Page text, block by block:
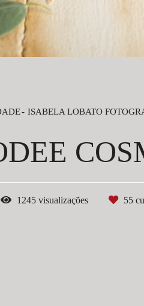
ISABELA LOBATO
1245 visualizações 55